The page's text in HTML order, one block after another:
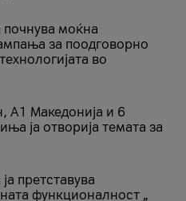
почнува моќна
за поодговорно
во
A1 Македонија и 6
ја отворија темата за
претставува
функционалност „